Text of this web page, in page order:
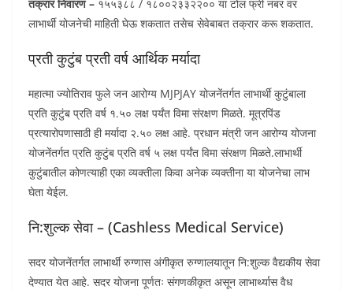
तक्रार निवारण – १५५३८८ / १८००२३३२२०० या टोल फ्री नंबर वर
लाभार्थी योजनेची माहिती घेऊ शकतात तसेच सेवेबाबत तक्रार करू शकतात.
प्रती कुटुंब प्रती वर्ष आर्थिक मर्यादा
महात्मा ज्योतिराव फुले जन आरोग्य MJPJAY योजनेंतर्गत लाभार्थी कुटुंबाला
प्रति कुटुंब प्रति वर्ष १.५० लक्ष पर्यंत विमा संरक्षण मिळते. मूत्रपिंड
प्रत्यारोपणासाठी ही मर्यादा २.५० लक्ष आहे. प्रधान मंत्री जन आरोग्य योजना
योजनेंतर्गत प्रति कुटुंब प्रति वर्ष ५ लक्ष पर्यंत विमा संरक्षण मिळते.लाभार्थी
कुटुंबातील कोणत्याही एका व्यक्तीला किवा अनेक व्यक्तीना या योजनेचा लाभ
घेता येईल.
नि:शुल्क सेवा – (Cashless Medical Service)
सदर योजनेंतर्गत लाभार्थी रुग्णास अंगीकृत रुग्णालयातून नि:शुल्क वैद्यकीय सेवा
देण्यात येत आहे. सदर योजना पूर्णतः संगणकीकृत असून लाभार्थ्यास वैध